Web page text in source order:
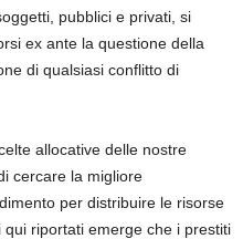
pubblici e privati, si
ex ante la questione della
di qualsiasi conflitto di
allocative delle nostre
cercare la migliore
per distribuire le risorse
qui riportati emerge che i prestiti